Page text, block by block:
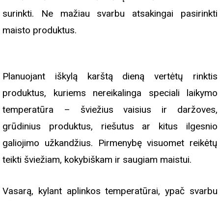
surinkti. Ne mažiau svarbu atsakingai pasirinkti
maisto produktus.
Planuojant iškylą karštą dieną vertėtų rinktis
produktus, kuriems nereikalinga speciali laikymo
temperatūra – šviežius vaisius ir daržoves,
grūdinius produktus, riešutus ar kitus ilgesnio
galiojimo užkandžius. Pirmenybę visuomet reikėtų
teikti šviežiam, kokybiškam ir saugiam maistui.
Vasarą, kylant aplinkos temperatūrai, ypač svarbu